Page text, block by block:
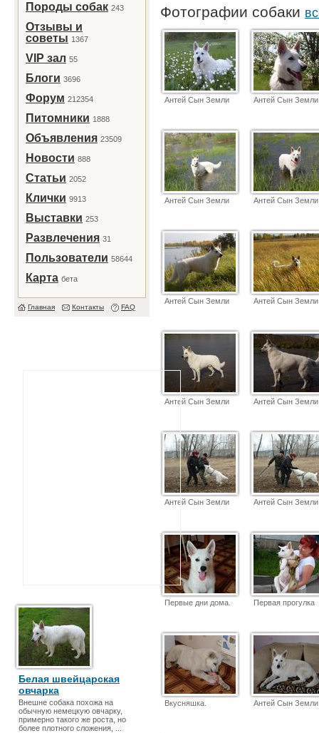
Породы собак 243
Отзывы и
советы 1367
VIP зал 55
Блоги 3696
Форум 212354
Питомники 1888
Объявления 23509
Новости 888
Статьи 2052
Клички 9913
Выставки 253
Развлечения 31
Пользователи 58644
Карта бета
Главная Контакты FAQ
Белая швейцарская
овчарка
Внешне собака похожа на
обычную немецкую овчарку,
примерно такого же роста, но
более плотного сложения, ...
Фотографии собаки
Антей Сын Земли Антей Сын Земли
Антей Сын Земли Антей Сын Земли
Антей Сын Земли Антей Сын Земли
Антей Сын Земли Антей Сын Земли
Антей Сын Земли Антей Сын Земли
Первые дни дома. Первая прогулка
Вкусняшка. Антей Сын Земли